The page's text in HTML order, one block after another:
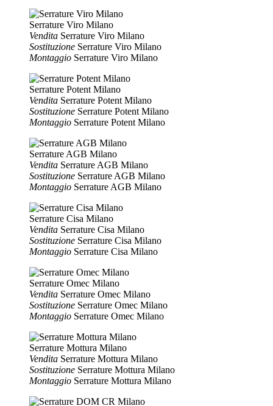
Serrature Viro Milano
Vendita Serrature Viro Milano
Sostituzione Serrature Viro Milano
Montaggio Serrature Viro Milano
Serrature Potent Milano
Vendita Serrature Potent Milano
Sostituzione Serrature Potent Milano
Montaggio Serrature Potent Milano
Serrature AGB Milano
Vendita Serrature AGB Milano
Sostituzione Serrature AGB Milano
Montaggio Serrature AGB Milano
Serrature Cisa Milano
Vendita Serrature Cisa Milano
Sostituzione Serrature Cisa Milano
Montaggio Serrature Cisa Milano
Serrature Omec Milano
Vendita Serrature Omec Milano
Sostituzione Serrature Omec Milano
Montaggio Serrature Omec Milano
Serrature Mottura Milano
Vendita Serrature Mottura Milano
Sostituzione Serrature Mottura Milano
Montaggio Serrature Mottura Milano